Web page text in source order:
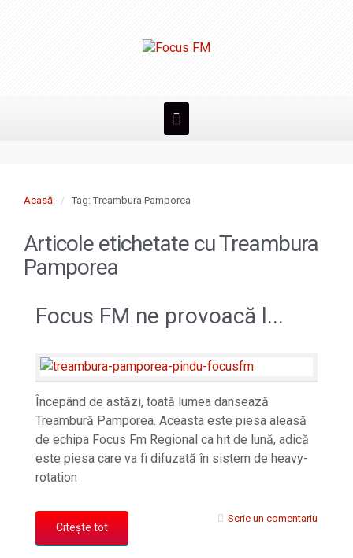
Acasă Tag: Treambura Pamporea
Articole etichetate cuTreambura
Pamporea
Focus FM ne provoacă l...
Începând de astăzi, toată lumea dansează
Treambură Pamporea. Aceasta este piesa aleasă
de echipa Focus Fm Regional ca hit de lună, adică
este piesa care va fi difuzată în sistem de heavy-
rotation
Citește tot
Scrie un comentariu